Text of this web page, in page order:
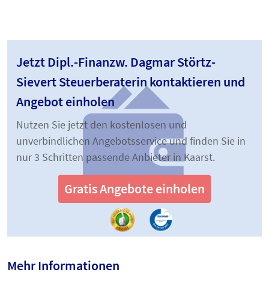
Jetzt Dipl.-Finanzw. Dagmar Störtz-
Sievert Steuerberaterin kontaktieren und
Angebot einholen
Nutzen Sie jetzt den kostenlosen und
unverbindlichen Angebotsservice und finden Sie in
nur 3 Schritten passende Anbieter in Kaarst.
Gratis Angebote einholen
Mehr Informationen